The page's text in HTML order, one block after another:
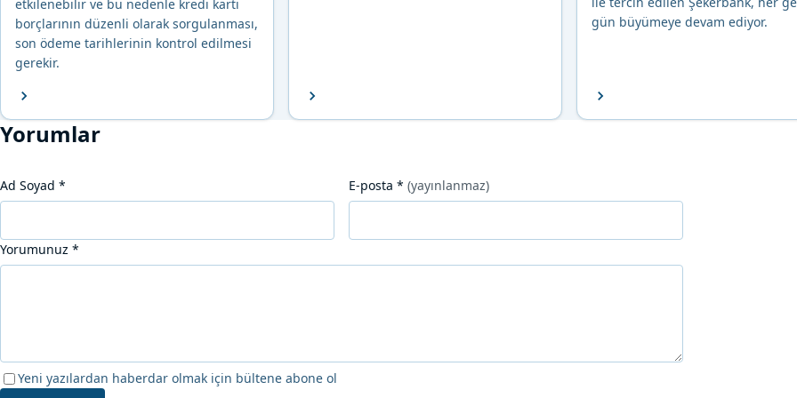
etkilenebilir ve bu nedenle kredi kartı
borçlarının düzenli olarak sorgulanması,
son ödeme tarihlerinin kontrol edilmesi
gerekir.
gün büyümeye devam ediyor.
Yorumlar
Ad Soyad * E-posta * (yayınlanmaz)
Yorumunuz *
Yeni yazılardan haberdar olmak için bültene abone ol